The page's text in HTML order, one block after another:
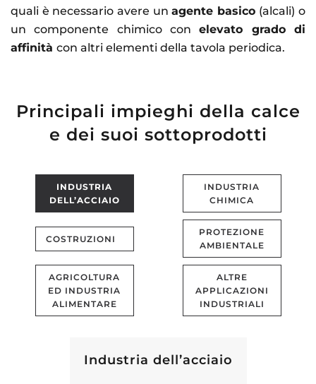
quali è necessario avere unagente basico (alcali) o
un componente chimico conelevato grado di
affinità con altri elementi della tavola periodica.
Principali impieghi della calce
e dei suoi sottoprodotti
INDUSTRIA
DELL’ACCIAIO
INDUSTRIA
CHIMICA
COSTRUZIONI
PROTEZIONE
AMBIENTALE
AGRICOLTURA
ED INDUSTRIA
ALIMENTARE
ALTRE
APPLICAZIONI
INDUSTRIALI
Industria dell’acciaio